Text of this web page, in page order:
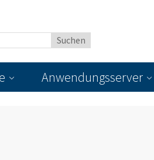
Anwendungsserver